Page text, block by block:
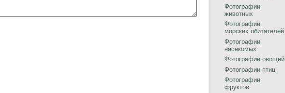
Фотографии
животных
Фотографии
морских обитателей
Фотографии
насекомых
Фотографии овощей
Фотографии птиц
Фотографии
фруктов